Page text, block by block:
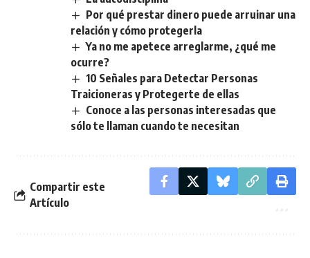
Por qué prestar dinero puede arruinar una
relación y cómo protegerla
Ya no me apetece arreglarme, ¿qué me
ocurre?
10 Señales para Detectar Personas
Traicioneras y Protegerte de ellas
Conoce a las personas interesadas que
sólo te llaman cuando te necesitan
Compartir este
Artículo